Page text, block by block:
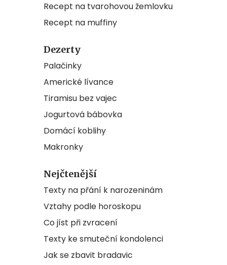
Recept na tvarohovou žemlovku
Recept na muffiny
Dezerty
Palačinky
Americké lívance
Tiramisu bez vajec
Jogurtová bábovka
Domácí koblihy
Makronky
Nejčtenější
Texty na přání k narozeninám
Vztahy podle horoskopu
Co jíst při zvracení
Texty ke smuteční kondolenci
Jak se zbavit bradavic